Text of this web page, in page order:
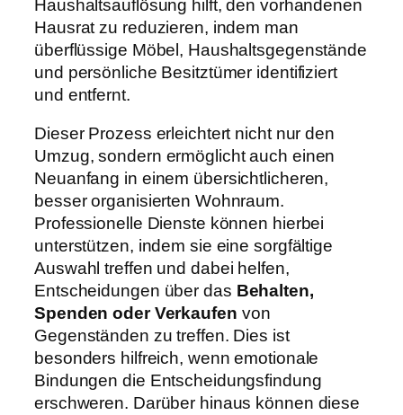
Haushaltsauflösung hilft, den vorhandenen
Hausrat zu reduzieren, indem man
überflüssige Möbel, Haushaltsgegenstände
und persönliche Besitztümer identifiziert
und entfernt.
Dieser Prozess erleichtert nicht nur den
Umzug, sondern ermöglicht auch einen
Neuanfang in einem übersichtlicheren,
besser organisierten Wohnraum.
Professionelle Dienste können hierbei
unterstützen, indem sie eine sorgfältige
Auswahl treffen und dabei helfen,
Entscheidungen über das Behalten,
Spenden oder Verkaufen von
Gegenständen zu treffen. Dies ist
besonders hilfreich, wenn emotionale
Bindungen die Entscheidungsfindung
erschweren. Darüber hinaus können diese